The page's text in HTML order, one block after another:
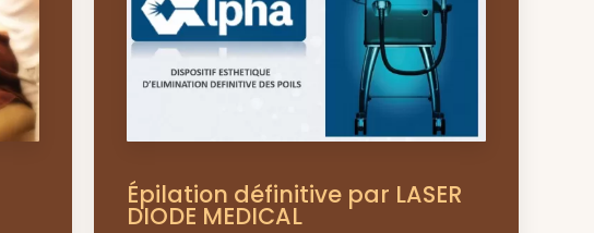
Épilation définitive par LASER
DIODE MEDICAL